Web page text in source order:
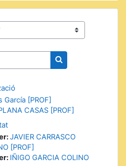
Search courses
García [PROF]
CASAS [PROF]
JAVIER CARRASCO
[PROF]
IÑIGO GARCIA COLINO